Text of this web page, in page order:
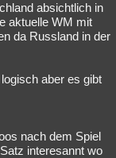
absichtlich in
aktuelle WM mit
da Russland in der
aber es gibt
nach dem Spiel
interesannt wo